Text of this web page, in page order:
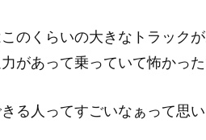
のくらいの大きなトラック
があって乗っていて怖かった
る人ってすごいなぁって思い